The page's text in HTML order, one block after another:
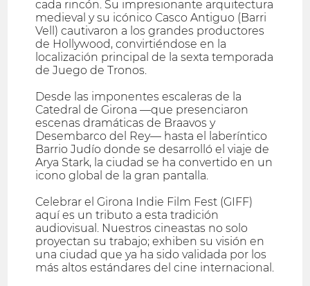
cada rincón. Su impresionante arquitectura
medieval y su icónico Casco Antiguo (Barri
Vell) cautivaron a los grandes productores
de Hollywood, convirtiéndose en la
localización principal de la sexta temporada
de Juego de Tronos.
Desde las imponentes escaleras de la
Catedral de Girona —que presenciaron
escenas dramáticas de Braavos y
Desembarco del Rey— hasta el laberíntico
Barrio Judío donde se desarrolló el viaje de
Arya Stark, la ciudad se ha convertido en un
icono global de la gran pantalla.
Celebrar el Girona Indie Film Fest (GIFF)
aquí es un tributo a esta tradición
audiovisual. Nuestros cineastas no solo
proyectan su trabajo; exhiben su visión en
una ciudad que ya ha sido validada por los
más altos estándares del cine internacional.